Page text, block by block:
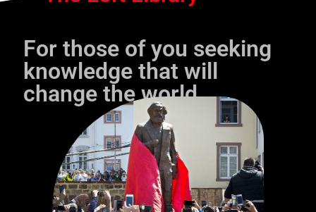
For those of you seeking
knowledge that will
change the world